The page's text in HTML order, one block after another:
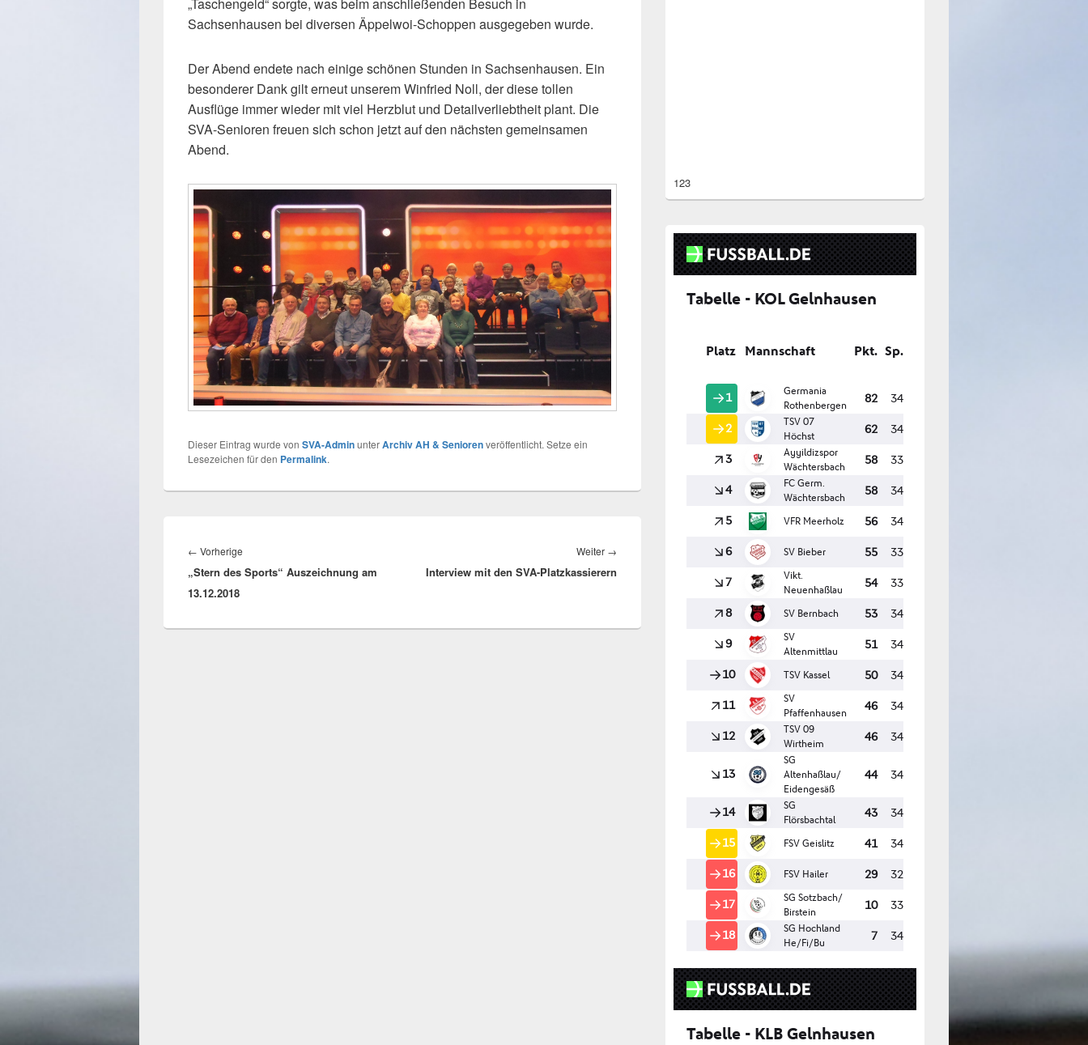
„Taschengeld“ sorgte, was beim anschließenden Besuch in
Sachsenhausen bei diversen Äppelwoi-Schoppen ausgegeben wurde.
Der Abend endete nach einige schönen Stunden in Sachsenhausen. Ein
besonderer Dank gilt erneut unserem Winfried Noll, der diese tollen
Ausflüge immer wieder mit viel Herzblut und Detailverliebtheit plant. Die
SVA-Senioren freuen sich schon jetzt auf den nächsten gemeinsamen
Abend.
Dieser Eintrag wurde von SVA-AdminunterArchiv AH & Seniorenveröffentlicht. Setze ein
Lesezeichen für den Permalink.
← Vorherige
Beitrag:
„Stern des Sports“ Auszeichnung am
13.12.2018
Weiter →
Interview mit den SVA-Platzkassierern
123